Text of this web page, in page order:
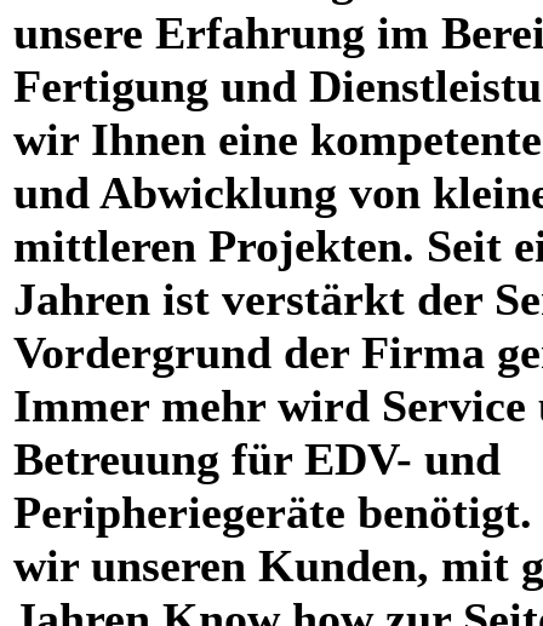
unsere Erfahrung im
Fertigung und
wir Ihnen eine
und Abwicklung von
mittleren Projekten. Seit
Jahren ist verstärkt der
Vordergrund der Firma
Immer mehr wird Service
Betreuung für EDV- und
Peripheriegeräte
wir unseren Kunden, mit